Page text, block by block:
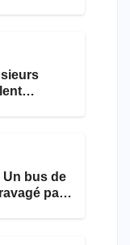
Un bus de
par